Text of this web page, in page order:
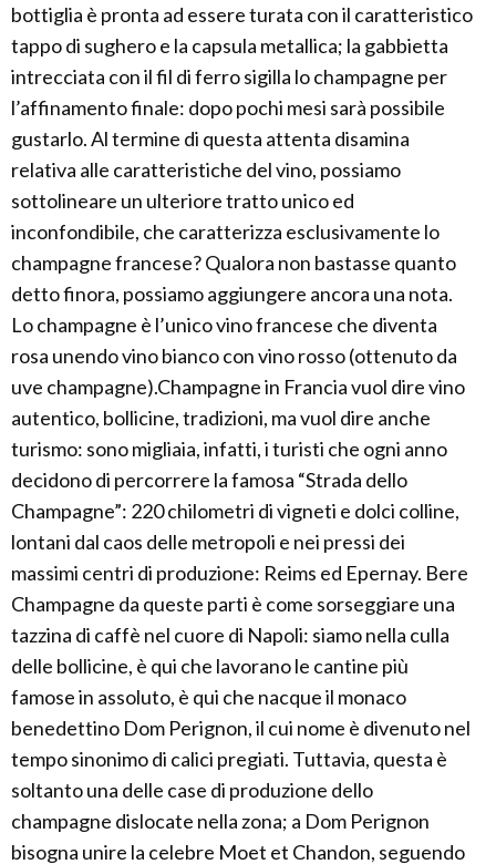
bottiglia è pronta ad essere turata con il caratteristico
tappo di sughero e la capsula metallica; la gabbietta
intrecciata con il fil di ferro sigilla lo champagne per
l’affinamento finale: dopo pochi mesi sarà possibile
gustarlo. Al termine di questa attenta disamina
relativa alle caratteristiche del vino, possiamo
sottolineare un ulteriore tratto unico ed
inconfondibile, che caratterizza esclusivamente lo
champagne francese? Qualora non bastasse quanto
detto finora, possiamo aggiungere ancora una nota.
Lo champagne è l’unico vino francese che diventa
rosa unendo vino bianco con vino rosso (ottenuto da
uve champagne).Champagne in Francia vuol dire vino
autentico, bollicine, tradizioni, ma vuol dire anche
turismo: sono migliaia, infatti, i turisti che ogni anno
decidono di percorrere la famosa “Strada dello
Champagne”: 220 chilometri di vigneti e dolci colline,
lontani dal caos delle metropoli e nei pressi dei
massimi centri di produzione: Reims ed Epernay. Bere
Champagne da queste parti è come sorseggiare una
tazzina di caffè nel cuore di Napoli: siamo nella culla
delle bollicine, è qui che lavorano le cantine più
famose in assoluto, è qui che nacque il monaco
benedettino Dom Perignon, il cui nome è divenuto nel
tempo sinonimo di calici pregiati. Tuttavia, questa è
soltanto una delle case di produzione dello
champagne dislocate nella zona; a Dom Perignon
bisogna unire la celebre Moet et Chandon, seguendo